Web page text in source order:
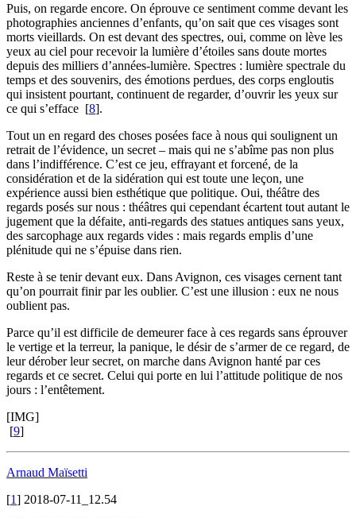
Puis, on regarde encore. On éprouve ce sentiment comme devant les
photographies anciennes d’enfants, qu’on sait que ces visages sont
morts vieillards. On est devant des spectres, oui, comme on lève les
yeux au ciel pour recevoir la lumière d’étoiles sans doute mortes
depuis des milliers d’années-lumière. Spectres : lumière spectrale du
temps et des souvenirs, des émotions perdues, des corps engloutis
qui insistent pourtant, continuent de regarder, d’ouvrir les yeux sur
ce qui s’efface [8].
Tout un en regard des choses posées face à nous qui soulignent un
retrait de l’évidence, un secret – mais qui ne s’abîme pas non plus
dans l’indifférence. C’est ce jeu, effrayant et forcené, de la
considération et de la sidération qui est toute une leçon, une
expérience aussi bien esthétique que politique. Oui, théâtre des
regards posés sur nous : théâtres qui cependant écartent tout autant le
jugement que la défaite, anti-regards des statues antiques sans yeux,
des sarcophage aux regards vides : mais regards emplis d’une
plénitude qui ne s’épuise dans rien.
Reste à se tenir devant eux. Dans Avignon, ces visages cernent tant
qu’on pourrait finir par les oublier. C’est une illusion : eux ne nous
oublient pas.
Parce qu’il est difficile de demeurer face à ces regards sans éprouver
le vertige et la terreur, la panique, le désir de s’armer de ce regard, de
leur dérober leur secret, on marche dans Avignon hanté par ces
regards et ce secret. Celui qui porte en lui l’attitude politique de nos
jours : l’entêtement.
[IMG]
[9]
Arnaud Maïsetti
[1] 2018-07-11_12.54